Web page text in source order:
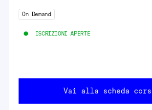
On Demand
ISCRIZIONI APERTE
Vai alla scheda